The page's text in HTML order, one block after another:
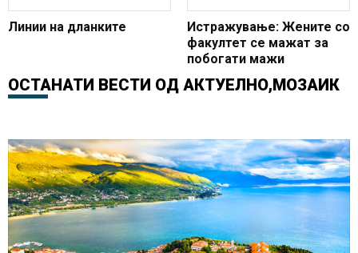
Линии на дланките
Истражување: Жените со
факултет се мажат за
побогати мажи
ОСТАНАТИ ВЕСТИ ОД АКТУЕЛНО,МОЗАИК